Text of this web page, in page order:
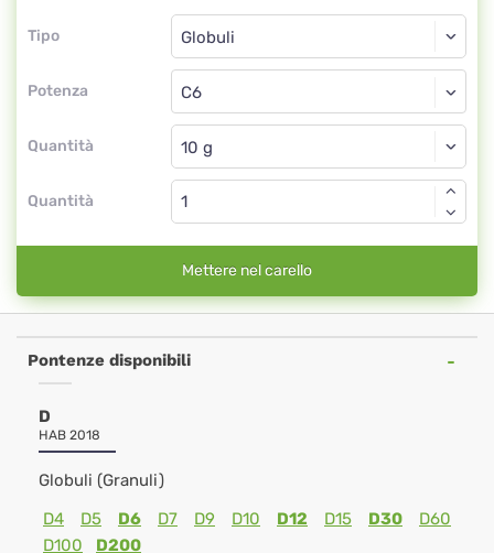
Tipo
Tipo
Potenza
Globuli
C6
Quantità
Globuli
Quantità
Mettere nel carello
Pontenze disponibili
D
HAB 2018
Globuli (Granuli)
D4
D5 D6 D7 D9 D10 D12 D15 D30
D60
D100
D200